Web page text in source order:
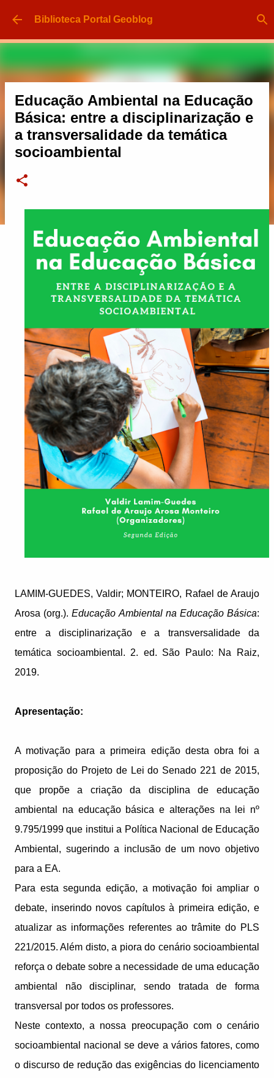
Pular para o conteúdo principal
Biblioteca Portal Geoblog
Educação Ambiental na Educação
Básica: entre a disciplinarização e
a transversalidade da temática
socioambiental
LAMIM-GUEDES, Valdir; MONTEIRO, Rafael de Araujo
Arosa (org.).Educação Ambiental na Educação Básica:
entre a disciplinarização e a transversalidade da
temática socioambiental. 2. ed. São Paulo: Na Raiz,
2019.
Apresentação:
A motivação para a primeira edição desta obra foi a
proposição do Projeto de Lei do Senado 221 de 2015,
que propõe a criação da disciplina de educação
ambiental na educação básica e alterações na lei nº
9.795/1999 que institui a Política Nacional de Educação
Ambiental, sugerindo a inclusão de um novo objetivo
para a EA.
Para esta segunda edição, a motivação foi ampliar o
debate, inserindo novos capítulos à primeira edição, e
atualizar as informações referentes ao trâmite do PLS
221/2015. Além disto, a piora do cenário socioambiental
reforça o debate sobre a necessidade de uma educação
ambiental não disciplinar, sendo tratada de forma
transversal por todos os professores.
Neste contexto, a nossa preocupação com o cenário
socioambiental nacional se deve a vários fatores, como
o discurso de redução das exigências do licenciamento